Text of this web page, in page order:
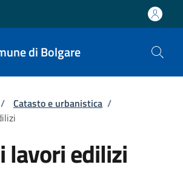
di Bolgare
pane
/ Catasto e urbanistica /
lavori edilizi